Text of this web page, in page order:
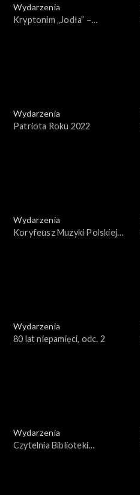
Wydarzenia
Kryptonim „Jodła” –
Wydarzenia
Patriota Roku 2022
Wydarzenia
Koryfeusz Muzyki Polskiej
Wydarzenia
80 lat niepamięci, odc. 2
Wydarzenia
Czytelnia Biblioteki